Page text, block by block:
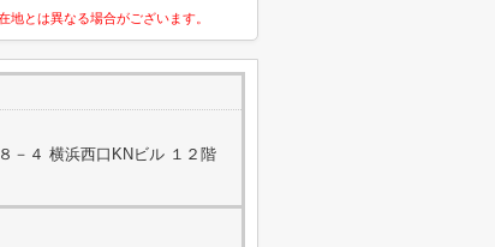
とは異なる場合がございます。
－４ 横浜西口KNビル １２階